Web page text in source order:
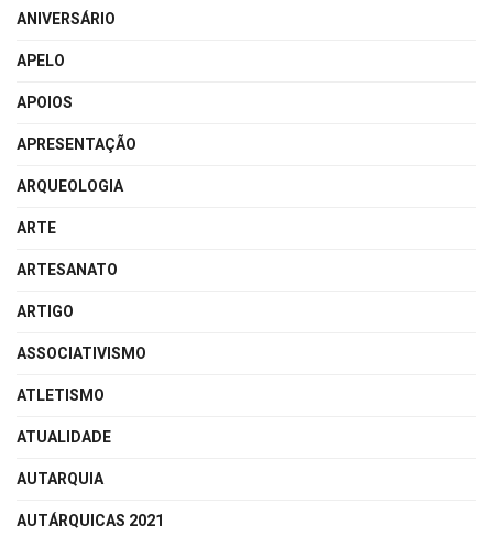
ANIVERSÁRIO
APELO
APOIOS
APRESENTAÇÃO
ARQUEOLOGIA
ARTE
ARTESANATO
ARTIGO
ASSOCIATIVISMO
ATLETISMO
ATUALIDADE
AUTARQUIA
AUTÁRQUICAS 2021